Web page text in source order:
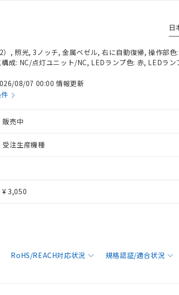
日
, 照光, 3ノッチ, 金属ベゼル, 右に自動復帰, 操作部
成: NC/点灯ユニット/NC, LEDランプ色: 赤, LEDラン
08/07 00:00 情報更新
販売中
受注生産機種
¥ 3,050
RoHS/REACH対応状況 規格認証/適合状況